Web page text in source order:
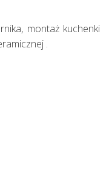
montaż kuchenki
.